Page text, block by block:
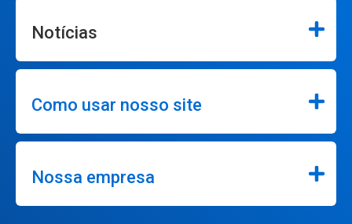
Notícias
Como usar nosso site
Nossa empresa